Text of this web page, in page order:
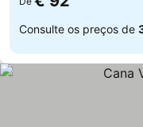
Consulte os preços de